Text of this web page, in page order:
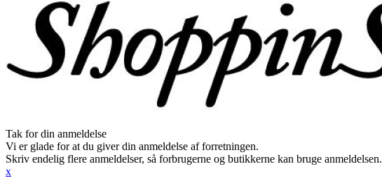
Tak for din anmeldelse
Vi er glade for at du giver din anmeldelse af forretningen.
Skriv endelig flere anmeldelser, så forbrugerne og butikkerne kan bruge anmeldelsen.
x